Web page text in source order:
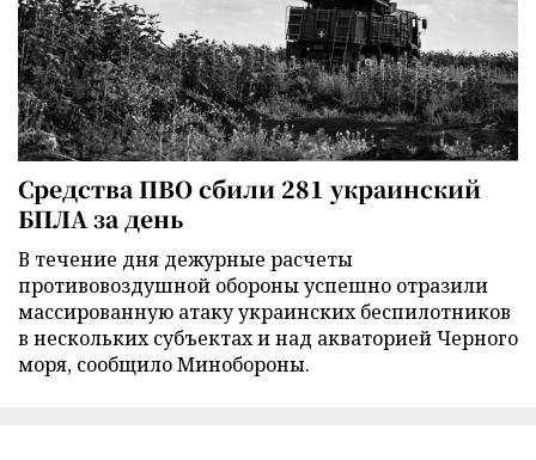
Средства ПВО сбили 281 украинский
БПЛА за день
В течение дня дежурные расчеты
противовоздушной обороны успешно отразили
массированную атаку украинских беспилотников
в нескольких субъектах и над акваторией Черного
моря, сообщило Минобороны.